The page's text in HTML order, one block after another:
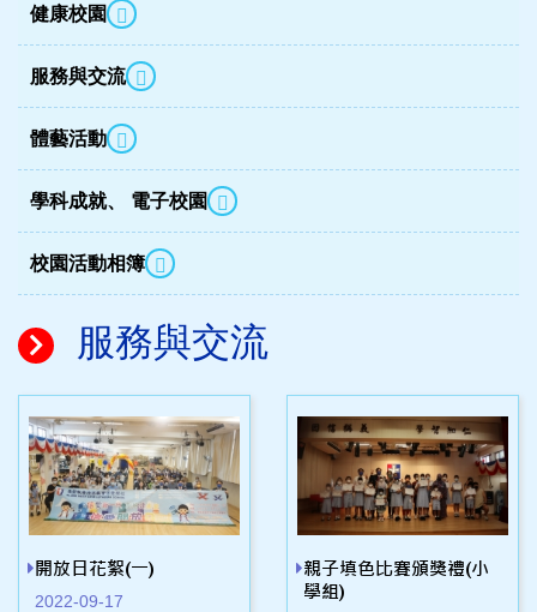
健康校園
服務與交流
體藝活動
學科成就、 電子校園
校園活動相簿
服務與交流
開放日花絮(一)
2022-09-17
親子填色比賽頒獎禮(小
學組)